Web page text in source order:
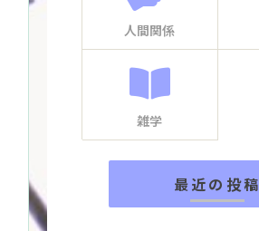
人間関係
雑学
最近の投稿